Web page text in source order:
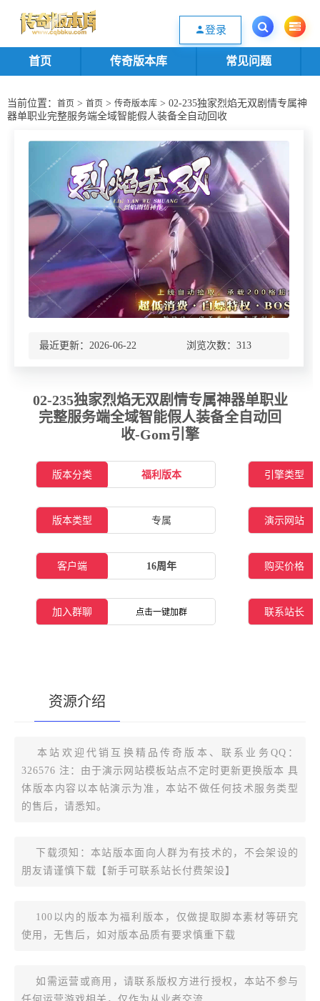
欢迎您光临传奇版本库资源下载站，一个优质的传奇版本源码基地。欢迎选购
登录
首页 传奇版本库 常见问题
当前位置： 首页 > 首页 > 传奇版本库 > 02-235独家烈焰无双剧情专属神
器单职业完整服务端全域智能假人装备全自动回收
最近更新：2026-06-22 浏览次数： 313
02-235独家烈焰无双剧情专属神器单职业
完整服务端全域智能假人装备全自动回
收-Gom引擎
版本分类 福利版本 引擎类型
版本类型 专属 演示网站
客户端 16周年 购买价格
加入群聊 点击一键加群 联系站长
资源介绍
[复制版本链接]
本站欢迎代销互换精品传奇版本、联系业务QQ：
326576 注：由于演示网站模板站点不定时更新更换版本 具
体版本内容以本帖演示为准，本站不做任何技术服务类型
的售后，请悉知。
下载须知：本站版本面向人群为有技术的，不会架设的
朋友请谨慎下载【新手可联系站长付费架设】
100以内的版本为福利版本，仅做提取脚本素材等研究
使用，无售后，如对版本品质有要求慎重下载
如需运营或商用，请联系版权方进行授权，本站不参与